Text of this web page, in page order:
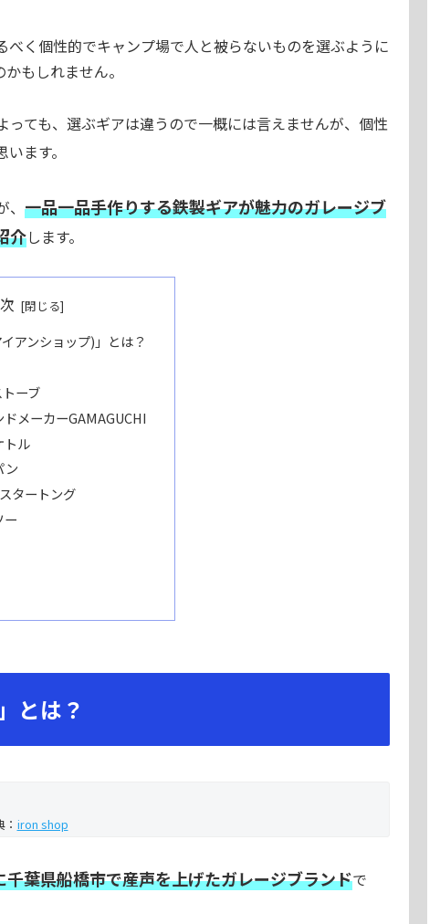
く個性的でキャンプ場で人と被らないものを選ぶように
もしれません。
ても、選ぶギアは違うので一概には言えませんが、個性
ます。
一品一品手作りする鉄製ギアが魅力のガレージブ
介します。
アンショップ)」とは？
トーブ
ドメーカーGAMAGUCHI
トル
ン
タートング
ー
とは？
iron shop
葉県船橋市で産声を上げたガレージブランドで